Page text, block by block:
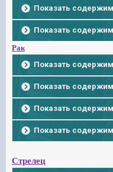
Показать
Показать
Рак
Показать
Показать
Показать
Показать
Стрелец